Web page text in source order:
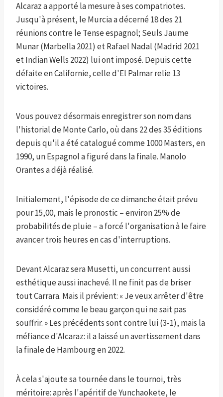
Alcaraz a apporté la mesure à ses compatriotes.
Jusqu'à présent, le Murcia a décerné 18 des 21
réunions contre le Tense espagnol; Seuls Jaume
Munar (Marbella 2021) et Rafael Nadal (Madrid 2021
et Indian Wells 2022) lui ont imposé. Depuis cette
défaite en Californie, celle d'El Palmar relie 13
victoires.
Vous pouvez désormais enregistrer son nom dans
l'historial de Monte Carlo, où dans 22 des 35 éditions
depuis qu'il a été catalogué comme 1000 Masters, en
1990, un Espagnol a figuré dans la finale. Manolo
Orantes a déjà réalisé.
Initialement, l'épisode de ce dimanche était prévu
pour 15,00, mais le pronostic – environ 25% de
probabilités de pluie – a forcé l'organisation à le faire
avancer trois heures en cas d'interruptions.
Devant Alcaraz sera Musetti, un concurrent aussi
esthétique aussi inachevé. Il ne finit pas de briser
tout Carrara. Mais il prévient: « Je veux arrêter d'être
considéré comme le beau garçon qui ne sait pas
souffrir. » Les précédents sont contre lui (3-1), mais la
méfiance d'Alcaraz: il a laissé un avertissement dans
la finale de Hambourg en 2022.
À cela s'ajoute sa tournée dans le tournoi, très
méritoire: après l'apéritif de Yunchaokete, le